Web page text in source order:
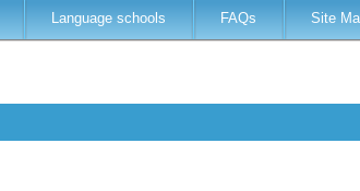
Language schools FAQs Site